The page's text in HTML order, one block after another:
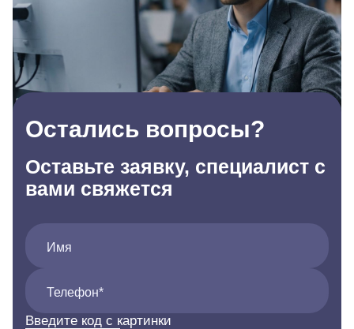
Остались вопросы?
Оставьте заявку, специалист с
вами свяжется
Имя
Телефон*
Введите код с картинки